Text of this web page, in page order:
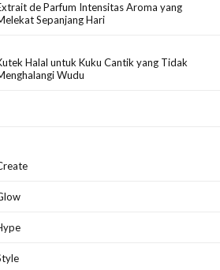
de Parfum Intensitas Aroma yang
Sepanjang Hari
Halal untuk Kuku Cantik yang Tidak
Wudu